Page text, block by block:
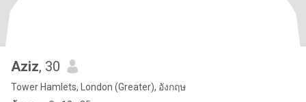
Aziz, 30
Tower Hamlets, London (Greater), อังกฤษ